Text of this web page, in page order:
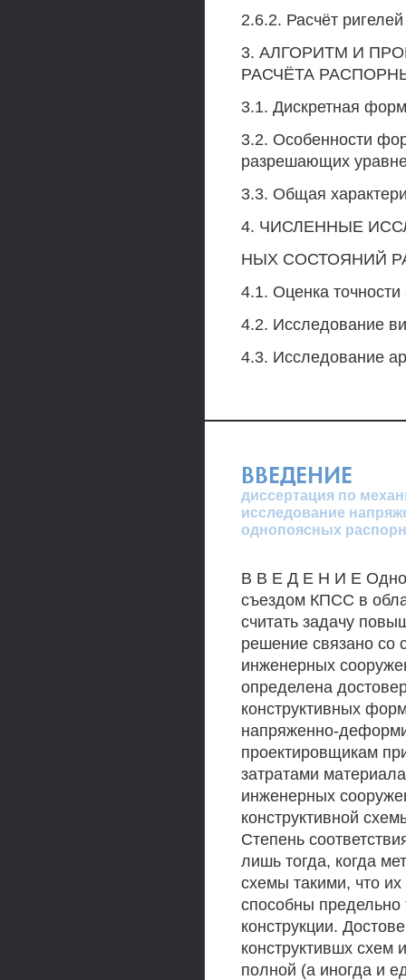
2.6.2. Расчёт
3. АЛГОРИТМ И
РАСЧЁТА
3.1. Дискретная
3.2. Особенности
разрешающих
3.3. Общая
4. ЧИСЛЕННЫЕ
НЫХ СОСТОЯНИЙ
4.1. Оценка
4.2. Исследование
4.3. Исследование
ВВЕДЕНИЕ
диссертация по
исследование
однопоясных
В В Е Д Е Н И Е
съездом КПСС в
считать задачу
решение связано со
инженерных
определена
конструктивных
напряженно-
проектировщикам
затратами
инженерных
конструктивной
Степень
лишь тогда, когда
схемы такими, что
способны предельно
конструкции.
конструктившх схем
полной (а иногда и